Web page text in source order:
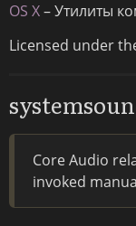
OS X– Утилиты
Licensed under
Core Audio
invoked